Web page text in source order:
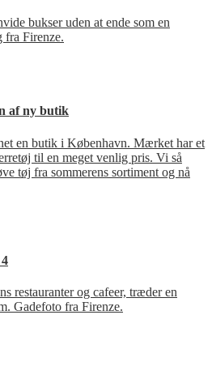
bukser uden at ende som en
fra Firenze.
af ny butik
en butik i København. Mærket har et
til en meget venlig pris. Vi så
tøj fra sommerens sortiment og nå
restauranter og cafeer, træder en
Gadefoto fra Firenze.